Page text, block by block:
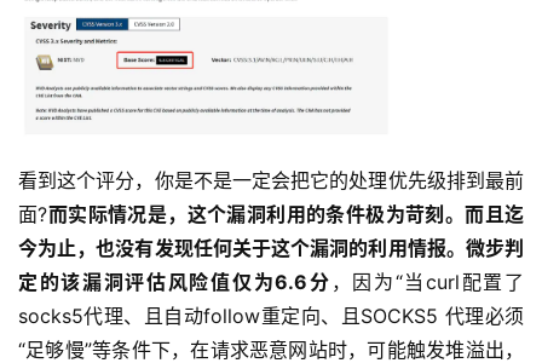
看到这个评分，你是不是一定会把它的处理优先级排到最前
面?而实际情况是，这个漏洞利用的条件极为苛刻。而且迄
今为止，也没有发现任何关于这个漏洞的利用情报。微步判
定的该漏洞评估风险值仅为6.6分 ，因为“当curl配置了
socks5代理、且自动follow重定向、且SOCKS5 代理必须
“足够慢”等条件下，在请求恶意网站时，可能触发堆溢出，